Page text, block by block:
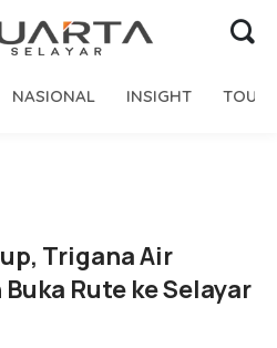
NASIONAL INSIGHT
Trigana Air
Rute ke Selayar